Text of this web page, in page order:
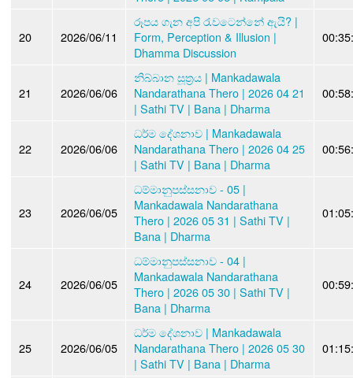
20 2026/06/11
රූපය ගැන අපි රැවටෙන්නේ ඇයි? |
Form, Perception & Illusion |
Dhamma Discussion
21 2026/06/06
නිබ්බාන සූත්‍රය | Mankadawala
Nandarathana Thero | 2026 04 21
| Sathi TV | Bana | Dharma
22 2026/06/06
ධර්ම දේශනාව | Mankadawala
Nandarathana Thero | 2026 04 25
| Sathi TV | Bana | Dharma
23 2026/06/05
ධම්මානුපස්සනාව - 05 |
Mankadawala Nandarathana
Thero | 2026 05 31 | Sathi TV |
Bana | Dharma
24 2026/06/05
ධම්මානුපස්සනාව - 04 |
Mankadawala Nandarathana
Thero | 2026 05 30 | Sathi TV |
Bana | Dharma
25 2026/06/05
ධර්ම දේශනාව | Mankadawala
Nandarathana Thero | 2026 05 30
| Sathi TV | Bana | Dharma